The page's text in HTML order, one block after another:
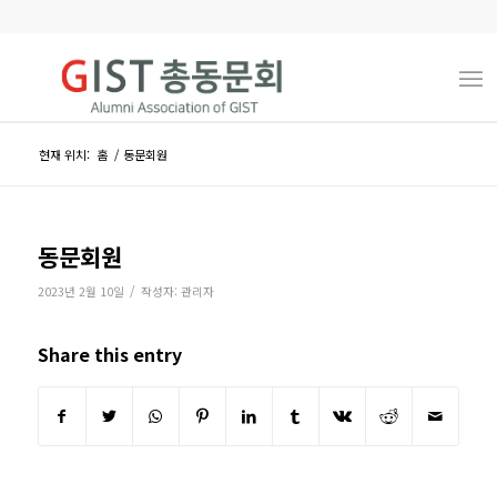
현재 위치: 홈 / 동문회원
동문회원
2023년 2월 10일 / 작성자: 관리자
Share this entry